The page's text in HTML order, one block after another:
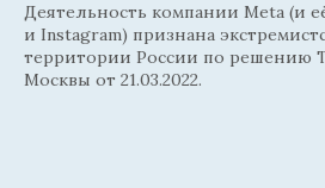
Деятельность компании Meta (и
и Instagram) признана
территории России по решению
Москвы от 21.03.2022.